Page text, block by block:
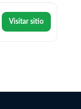
Visitar sitio